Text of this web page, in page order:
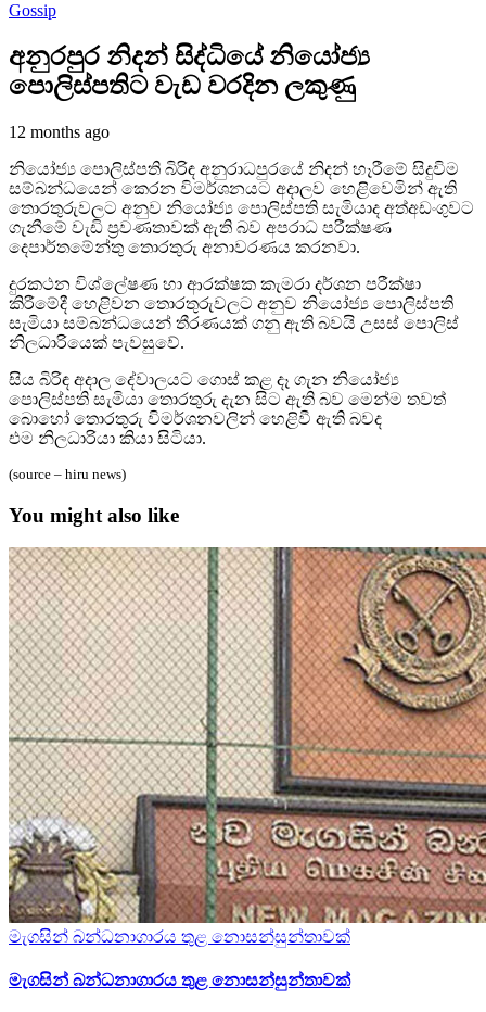
Gossip
අනුරපුර නිදන් සිද්ධියේ නියෝජ්‍ය
පොලිස්පතිට වැඩ වරදින ලකුණු
12 months ago
නියෝජ්‍ය පොලිස්පති බිරිඳ අනුරාධපුරයේ නිදන් හෑ‍රීමේ සිදුවිම
සම්බන්ධයෙන් කෙරන විමර්ශනයට අදාලව හෙළිවෙමින් ඇති
තොරතුරුවලට අනුව නියෝජ්‍ය පොලිස්පති සැමියාද අත්අඩංගුවට
ගැනීමේ වැඩි ප්‍රවණතාවක් ඇති බව අපරාධ පරීක්ෂණ
දෙපාර්තමේන්තු තොරතුරු අනාවරණය කරනවා.
දුරකථන විශ්ලේෂණ හා ආරක්ෂක කැමරා දර්ශන පරීක්ෂා
කිරීමේදී හෙළිවන තොරතුරුවලට අනුව නියෝජ්‍ය පොලිස්පති
සැමියා සම්බන්ධයෙන් තීරණයක් ගනු ඇති බවයි උසස් පොලිස්
නිලධාරියෙක් පැවසුවේ.
සිය බිරිඳ අදාල දේවාලයට ගොස් කළ දෑ ගැන නියෝජ්‍ය
පොලිස්පති සැමියා තොරතුරු දැන සිට ඇති බව මෙන්ම තවත්
බොහෝ තොරතුරු විමර්ශනවලින් හෙළිවී ඇති බවද
එම නිලධාරියා කියා සිටියා.
(source – hiru news)
You might also like
මැගසින් බන්ධනාගාරය තුළ නොසන්සුන්තාවක්
මැගසින් බන්ධනාගාරය තුළ නොසන්සුන්තාවක්